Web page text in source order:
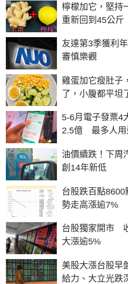
檸檬加它，堅持
重新回到45公斤
PR
友達第3季獲利
審慎樂觀
雞蛋加它瘦肚子
了，小腹都平坦
PR
5-6月電子發票4
2.5億 最多人用
油價續跌！下
創14年新低
台股跌百點
勢走高漲逾7%
台股獨家開市
大漲逾5%
美股大漲台股
給力、大立光跌